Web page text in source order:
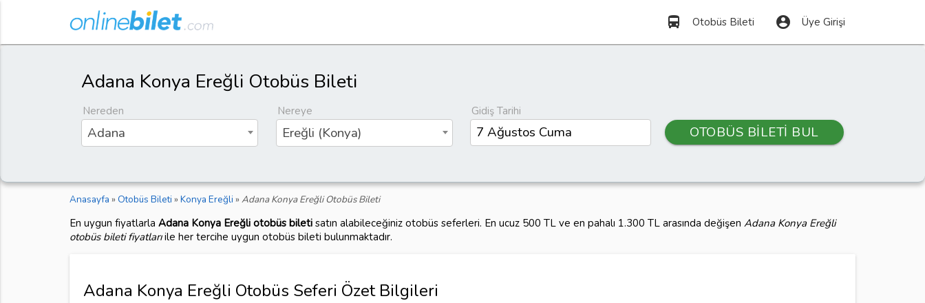
directions_bus Otobüs Bileti account_circle Üye Girişi
Adana Konya Ereğli Otobüs Bileti
Nereden
Adana
Nereye
Ereğli (Konya)
Gidiş Tarihi
OTOBÜS BİLETİ BUL
Anasayfa » Otobüs Bileti » Konya Ereğli » Adana Konya Ereğli Otobüs Bileti
En uygun fiyatlarla Adana Konya Ereğli otobüs biletisatın alabileceğiniz otobüs seferleri. En ucuz 500 TL ve en pahalı 1.300 TL arasında değişen Adana Konya Ereğli
otobüs bileti fiyatlarıile her tercihe uygun otobüs bileti bulunmaktadır.
Adana Konya Ereğli Otobüs Seferi Özet Bilgileri